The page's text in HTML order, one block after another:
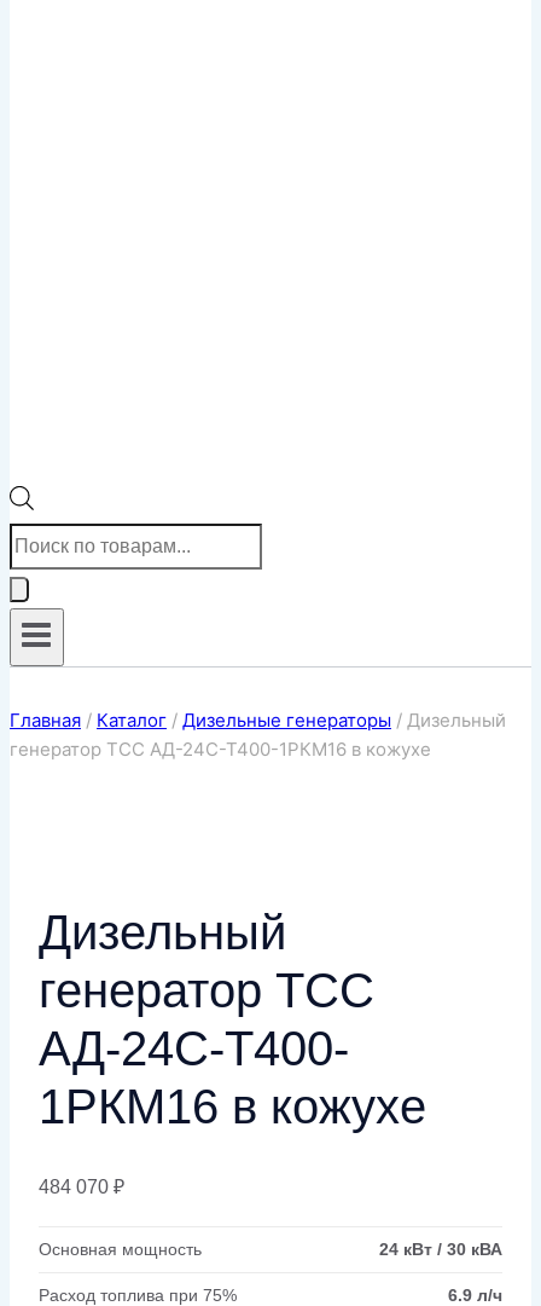
Поиск
товаров
Главная / Каталог / Дизельные генераторы / Дизельный
генератор ТСС АД-24С-Т400-1РКМ16 в кожухе
Дизельный
генератор ТСС
АД-24С-Т400-
1РКМ16 в кожухе
484 070 ₽
Основная мощность 24 кВт / 30 кВА
Расход топлива при 75%
6.9 л/ч